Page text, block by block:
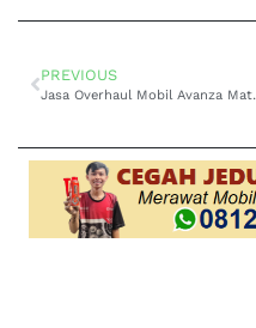
PREVIOUS
Jasa